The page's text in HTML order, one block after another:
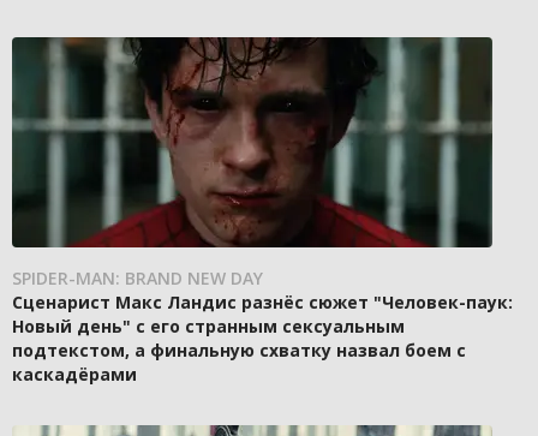
SPIDER-MAN: BRAND NEW DAY
Сценарист Макс Ландис разнёс сюжет "Человек-паук:
Новый день" с его странным сексуальным
подтекстом, а финальную схватку назвал боем с
каскадёрами